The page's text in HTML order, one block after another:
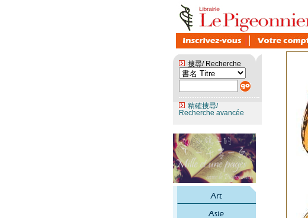
搜尋/ Recherche
精確搜尋/
Recherche avancée